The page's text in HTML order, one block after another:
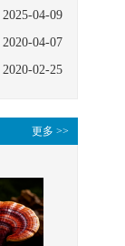
2025-04-09
2020-04-07
2020-02-25
更多 >>